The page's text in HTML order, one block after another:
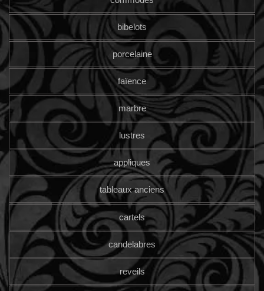
bibelots
porcelaine
faïence
marbre
lustres
appliques
tableaux anciens
cartels
candelabres
reveils